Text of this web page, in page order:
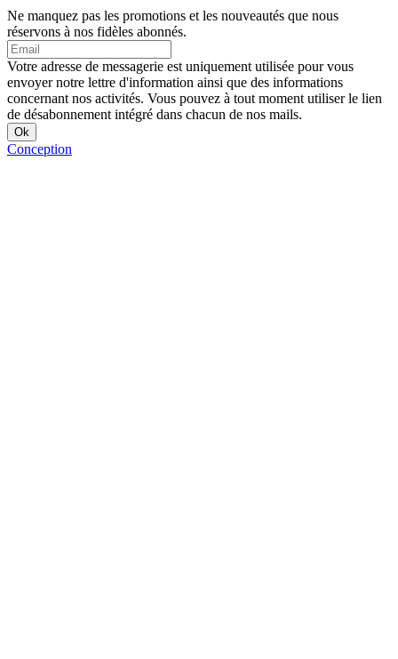
Ne manquez pas les promotions et les nouveautés que nous
réservons à nos fidèles abonnés.
Votre adresse de messagerie est uniquement utilisée pour vous
envoyer notre lettre d'information ainsi que des informations
concernant nos activités. Vous pouvez à tout moment utiliser le lien
de désabonnement intégré dans chacun de nos mails.
Conception